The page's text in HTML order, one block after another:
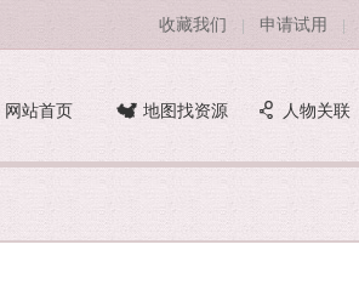
收藏我们 申请试用
网站首页 地图找资源 人物关联